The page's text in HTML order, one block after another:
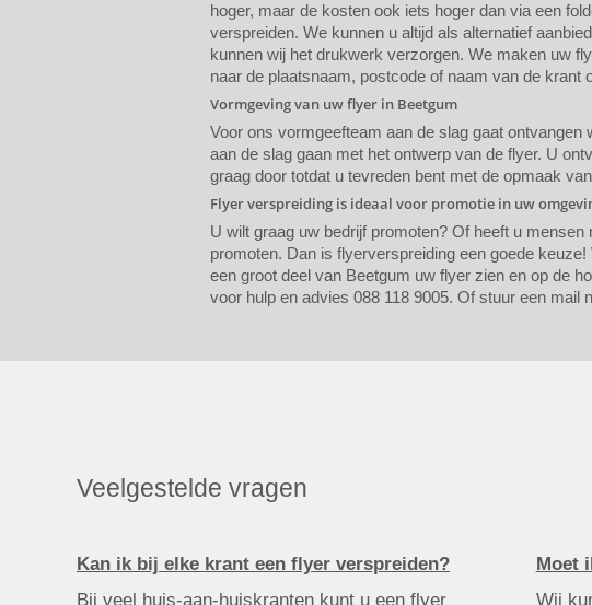
hoger, maar de kosten ook iets hoger dan via een
verspreiden. We kunnen u altijd als alternatief
kunnen wij het drukwerk verzorgen. We maken uw
naar de plaatsnaam, postcode of naam van de krant
Vormgeving van uw flyer in Beetgum
Voor ons vormgeefteam aan de slag gaat
aan de slag gaan met het ontwerp van de flyer. U
graag door totdat u tevreden bent met de opmaak
Flyer verspreiding is ideaal voor promotie in uw
U wilt graag uw bedrijf promoten? Of heeft u
promoten. Dan is flyerverspreiding een goede
een groot deel van Beetgum uw flyer zien en op de
voor hulp en advies 088 118 9005. Of stuur een mail
Veelgestelde vragen
Kan ik bij elke krant een flyer verspreiden?
Bij veel huis-aan-huiskranten kunt u een flyer
Moet
Wij